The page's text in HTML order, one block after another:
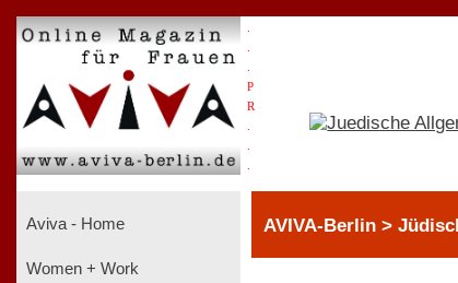
P
R
Aviva - Home
Women + Work
AVIVA-Berlin >